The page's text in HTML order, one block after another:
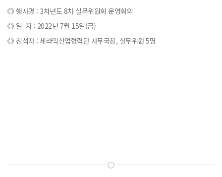
◎ 행사명 : 3차년도 8차 실무위원회 운영회의
◎ 일 자 : 2022년 7월 15일(금)
◎ 참석자 : 세라믹산업협력단 사무국장, 실무위원 5명